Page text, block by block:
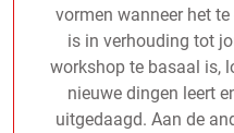
vormen wanneer het
is in verhouding tot
workshop te basaal is,
nieuwe dingen leert
uitgedaagd. Aan de